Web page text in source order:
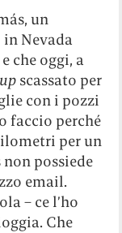
un
Nevada
e che oggi, a
scassato per
con i pozzi
faccio perché
per un
non possiede
email.
– ce l’ho
Che